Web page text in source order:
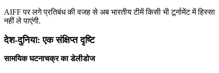
AIFF पर लगे प्रतिबंध की वजह से अब भारतीय टीमें किसी भी टूर्नामेंट में हिस्सा
नहीं ले पाएंगी.
देश-दुनिया: एक संक्षिप्त दृष्टि
सामयिक घटनाचक्र का डेलीडोज